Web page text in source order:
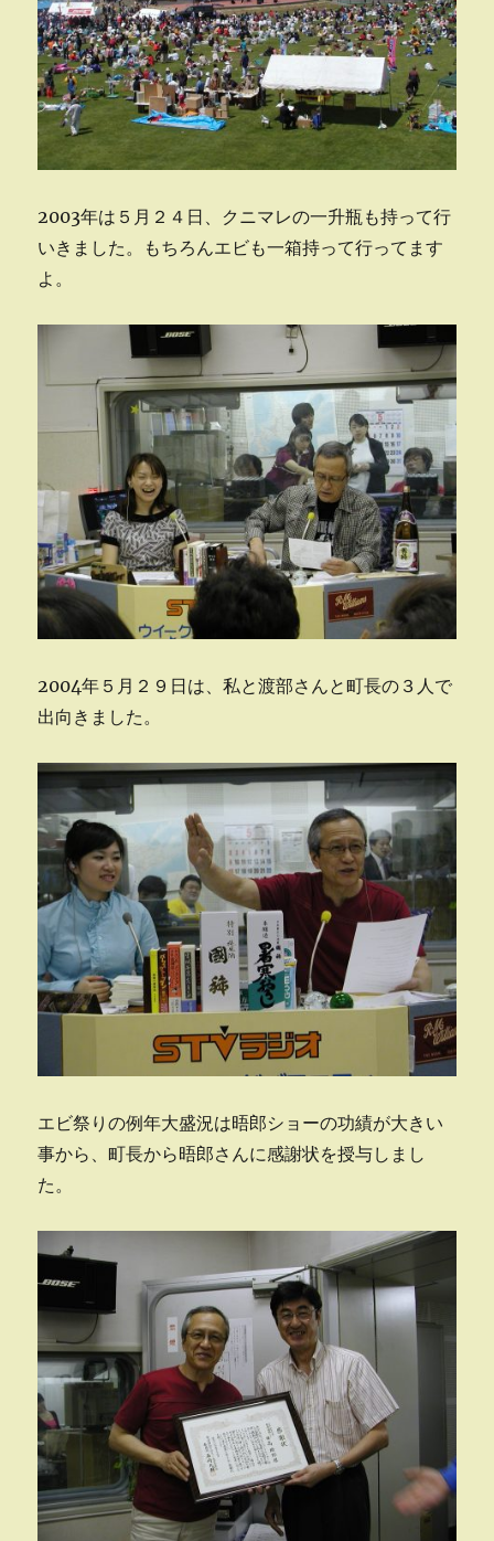
2003年は５月２４日、クニマレの一升瓶も持って行
いきました。もちろんエビも一箱持って行ってます
よ。
2004年５月２９日は、私と渡部さんと町長の３人で
出向きました。
エビ祭りの例年大盛況は晤郎ショーの功績が大きい
事から、町長から晤郎さんに感謝状を授与しまし
た。